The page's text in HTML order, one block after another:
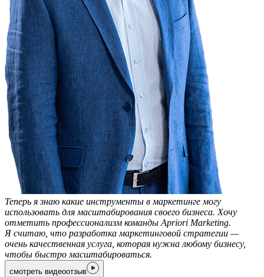
Теперь я знаю какие инструменты в маркетинге могу
использовать для масштабирования своего бизнеса. Хочу
отметить профессионализм команды Apriori Marketing.
Я считаю, что разработка маркетинговой стратегии —
очень качественная услуга, которая нужна любому бизнесу,
чтобы быстро масштабироваться.
смотреть видеоотзыв